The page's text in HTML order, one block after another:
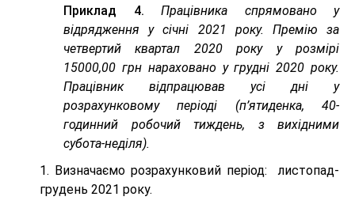
Приклад 4. Працівника спрямовано у
відрядження у січні 2021 року. Премію за
четвертий квартал 2020 року у розмірі
15000,00 грн нараховано у грудні 2020 року.
Працівник відпрацював усі дні у
розрахунковому періоді (п’ятиденка, 40-
годинний робочий тиждень, з вихідними
субота-неділя).
1. Визначаємо розрахунковий період: листопад-
грудень 2021 року.